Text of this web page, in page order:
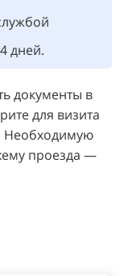
дней.
документы в
для визита
Необходимую
проезда —